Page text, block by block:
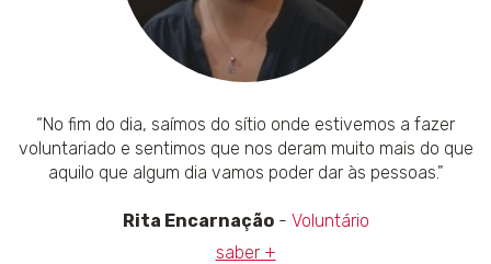
“No fim do dia, saímos do sítio onde estivemos a fazer
voluntariado e sentimos que nos deram muito mais do que
aquilo que algum dia vamos poder dar às pessoas.”
Rita Encarnação- Voluntário
saber +